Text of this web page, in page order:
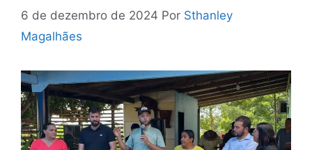
6 de dezembro de 2024 Por Sthanley
Magalhães